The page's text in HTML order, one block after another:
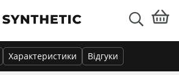
Характеристики Відгуки